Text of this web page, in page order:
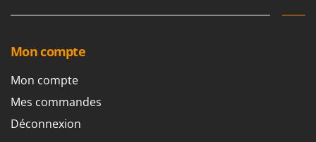
Worx
Y Yard Force
Z
Zephir
Mon compte
Mon compte
Mes commandes
Déconnexion